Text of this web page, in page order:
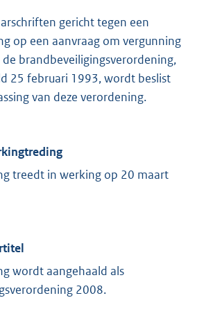
gericht tegen een
op een aanvraag om vergunning
de brandbeveiligingsverordening,
25 februari 1993, wordt beslist
van deze verordening.
treedt in werking op 20 maart
wordt aangehaald als
2008.